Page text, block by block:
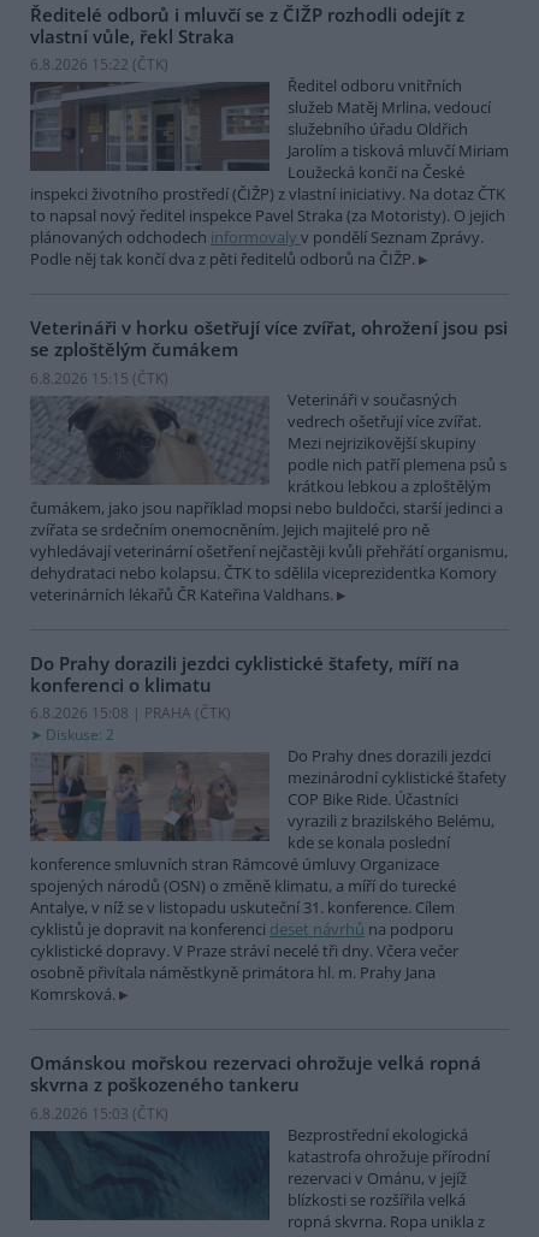
Ředitelé odborů i mluvčí se z ČIŽP rozhodli odejít z
vlastní vůle, řekl Straka
6.8.2026 15:22 (ČTK)
Ředitel odboru vnitřních
služeb Matěj Mrlina, vedoucí
služebního úřadu Oldřich
Jarolím a tisková mluvčí Miriam
Loužecká končí na České
inspekci životního prostředí (ČIŽP) z vlastní iniciativy. Na dotaz ČTK
to napsal nový ředitel inspekce Pavel Straka (za Motoristy). O jejich
plánovaných odchodech informovaly v pondělí Seznam Zprávy.
Podle něj tak končí dva z pěti ředitelů odborů na ČIŽP.
Veterináři v horku ošetřují více zvířat, ohrožení jsou psi
se zploštělým čumákem
6.8.2026 15:15 (ČTK)
Veterináři v současných
vedrech ošetřují více zvířat.
Mezi nejrizikovější skupiny
podle nich patří plemena psů s
krátkou lebkou a zploštělým
čumákem, jako jsou například mopsi nebo buldočci, starší jedinci a
zvířata se srdečním onemocněním. Jejich majitelé pro ně
vyhledávají veterinární ošetření nejčastěji kvůli přehřátí organismu,
dehydrataci nebo kolapsu. ČTK to sdělila viceprezidentka Komory
veterinárních lékařů ČR Kateřina Valdhans.
Do Prahy dorazili jezdci cyklistické štafety, míří na
konferenci o klimatu
6.8.2026 15:08 | PRAHA (ČTK)
Diskuse: 2
Do Prahy dnes dorazili jezdci
mezinárodní cyklistické štafety
COP Bike Ride. Účastníci
vyrazili z brazilského Belému,
kde se konala poslední
konference smluvních stran Rámcové úmluvy Organizace
spojených národů (OSN) o změně klimatu, a míří do turecké
Antalye, v níž se v listopadu uskuteční 31. konference. Cílem
cyklistů je dopravit na konferenci deset návrhů na podporu
cyklistické dopravy. V Praze stráví necelé tři dny. Včera večer
osobně přivítala náměstkyně primátora hl. m. Prahy Jana
Komrsková.
Ománskou mořskou rezervaci ohrožuje velká ropná
skvrna z poškozeného tankeru
6.8.2026 15:03 (ČTK)
Bezprostřední ekologická
katastrofa ohrožuje přírodní
rezervaci v Ománu, v jejíž
blízkosti se rozšířila velká
ropná skvrna. Ropa unikla z